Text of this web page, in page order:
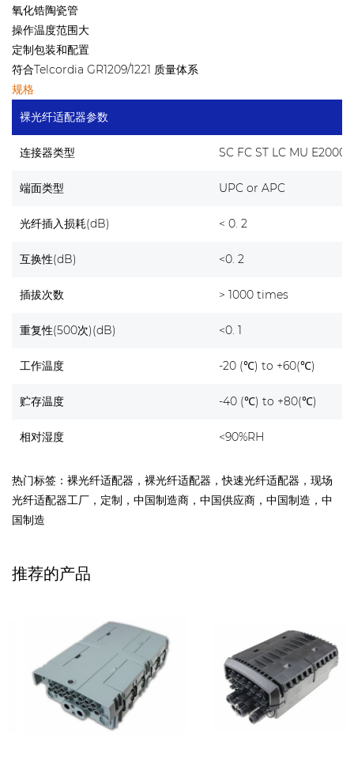
氧化锆陶瓷管
操作温度范围大
定制包装和配置
符合Telcordia GR1209/1221 质量体系
规格
裸光纤适配器参数
连接器类型 SC FC ST LC MU E2000
端面类型 UPC or APC
光纤插入损耗(dB) < 0. 2
互换性(dB) <0. 2
插拔次数 > 1000 times
重复性(500次)(dB) <0. 1
工作温度 -20 (℃) to +60(℃)
贮存温度 -40 (℃) to +80(℃)
相对湿度 <90%RH
热门标签：裸光纤适配器，裸光纤适配器，快速光纤适配器，现场
光纤适配器工厂，定制，中国制造商，中国供应商，中国制造，中
国制造
推荐的产品